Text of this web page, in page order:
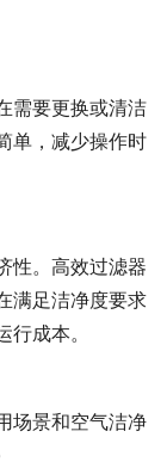
需要更换或清洁
单，减少操作时
性。高效过滤器
满足洁净度要求
成本。
场景和空气洁净